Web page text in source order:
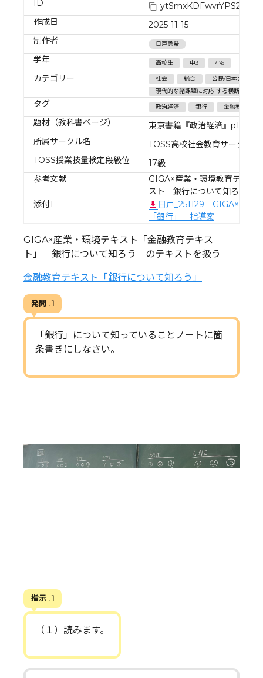
ID
作成日
2025-11-15
制作者
日戸勇希
学年 高校生 中3 小6
カテゴリー 社会 総合
公民/日本の政治
現代的な諸課題に対応 する横断的・総
タグ 政治経済 銀行 金融教育
題材（教科書ページ）
東京書籍『政治経済』p107
所属サークル名
TOSS高校社会教育サークル
TOSS授業技量検定段級位
17級
参考文献
GIGA×産業・環境教育テキ
スト 銀行について知ろう
添付1
日戸_251129 GIGA×環境
「銀行」 指導案
GIGA×産業・環境テキスト「金融教育テキス
ト」 銀行について知ろう のテキストを扱う
金融教育テキスト「銀行について知ろう」
発問 . 1
「銀行」について知っていることノートに箇
条書きにしなさい。
指示 . 1
（１）読みます。